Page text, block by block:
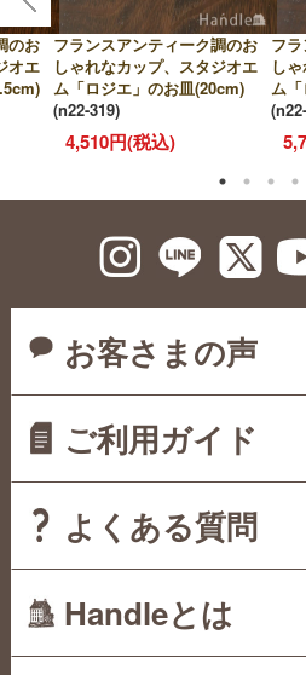
のお
オエ
フランスアンティーク調のお
しゃれなカップ、スタジオエ
ム「ロジエ」のお皿(20cm)
(n22-319)
4,510円(税込)
フ
し
ム
お客さまの声
ご利用ガイド
よくある質問
Handleとは